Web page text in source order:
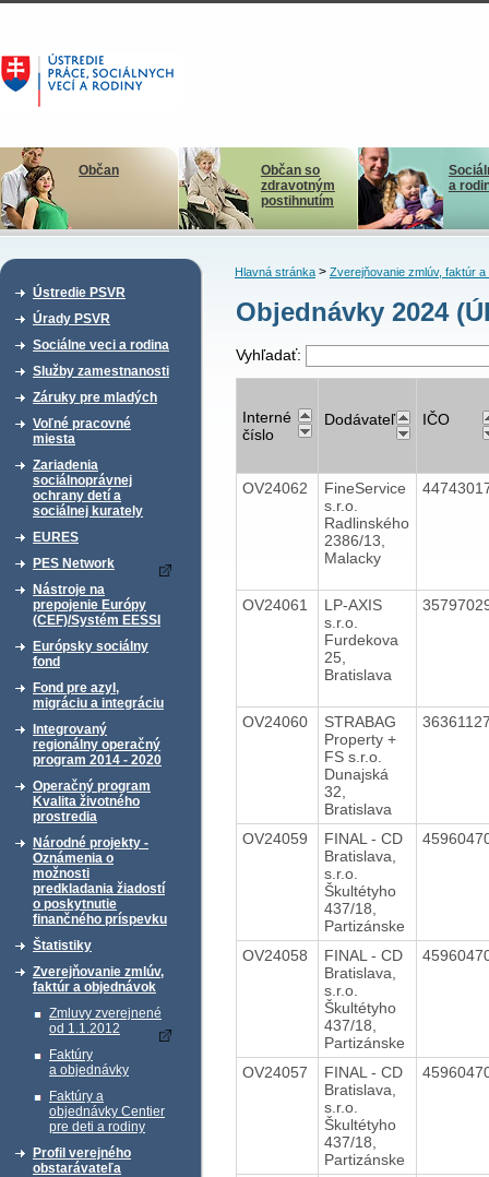
Občan
Občan so
zdravotným
postihnutím
a
Ústredie PSVR
Úrady PSVR
Sociálne veci a rodina
Služby zamestnanosti
Záruky pre mladých
Voľné pracovné
miesta
Zariadenia
sociálnoprávnej
ochrany detí a
sociálnej kurately
EURES
PES Network
Nástroje na
prepojenie Európy
(CEF)/Systém EESSI
Európsky sociálny
fond
Fond pre azyl,
migráciu a integráciu
Integrovaný
regionálny operačný
program 2014 - 2020
Operačný program
Kvalita životného
prostredia
Národné projekty -
Oznámenia o
možnosti
predkladania žiadostí
o poskytnutie
finančného príspevku
Štatistiky
Zverejňovanie zmlúv,
faktúr a objednávok
Zmluvy zverejnené
od 1.1.2012
Faktúry
a objednávky
Faktúry a
objednávky Centier
pre deti a rodiny
Profil verejného
obstarávateľa
Hlavná stránka> Zverejňovanie zmlúv, faktúr a
Objednávky 2024
Vyhľadať:
Interné
číslo
Dodávateľ IČO
OV24062
FineService
s.r.o.
Radlinského
2386/13,
Malacky
OV24061
LP-AXIS
s.r.o.
Furdekova
25,
Bratislava
OV24060
STRABAG
Property +
FS s.r.o.
Dunajská
32,
Bratislava
OV24059
FINAL - CD
Bratislava,
s.r.o.
Škultétyho
437/18,
Partizánske
OV24058
FINAL - CD
Bratislava,
s.r.o.
Škultétyho
437/18,
Partizánske
OV24057
FINAL - CD
Bratislava,
s.r.o.
Škultétyho
437/18,
Partizánske